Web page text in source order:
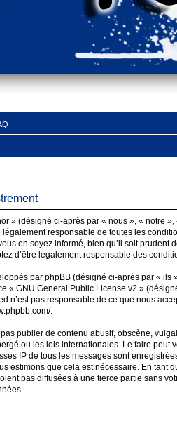
» (désigné ci-après par « nous », « notre
légalement responsable de toutes les
en soyez informé, bien qu’il soit
d’être légalement responsable des
par phpBB (désigné ci-après par «
« GNU General Public License v2 »
n’est pas responsable de ce que nous
.
publier de contenu abusif, obscène,
ou les lois internationales. Le faire peut
IP de tous les messages sont
estimons que cela est nécessaire. En tant
pas diffusées à une tierce partie sans